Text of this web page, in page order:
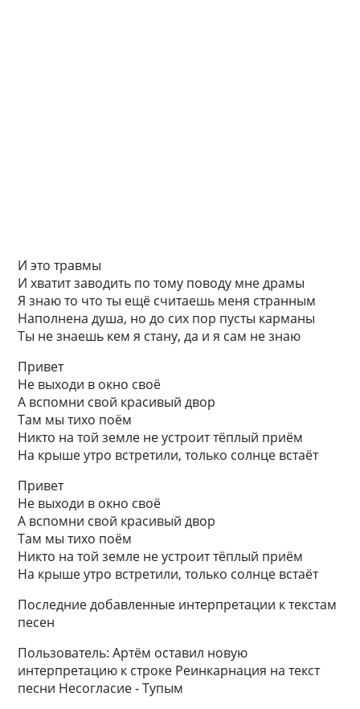
И это травмы
И хватит заводить по тому поводу мне драмы
Я знаю то что ты ещё считаешь меня странным
Наполнена душа, но до сих пор пусты карманы
Ты не знаешь кем я стану, да и я сам не знаю
Привет
Не выходи в окно своё
А вспомни свой красивый двор
Там мы тихо поём
Никто на той земле не устроит тёплый приём
На крыше утро встретили, только солнце встаёт
Привет
Не выходи в окно своё
А вспомни свой красивый двор
Там мы тихо поём
Никто на той земле не устроит тёплый приём
На крыше утро встретили, только солнце встаёт
Последние добавленные интерпретации к текстам
песен
Пользователь: Артём оставил новую
интерпретацию к строке Реинкарнация на текст
песни Несогласие - Тупым